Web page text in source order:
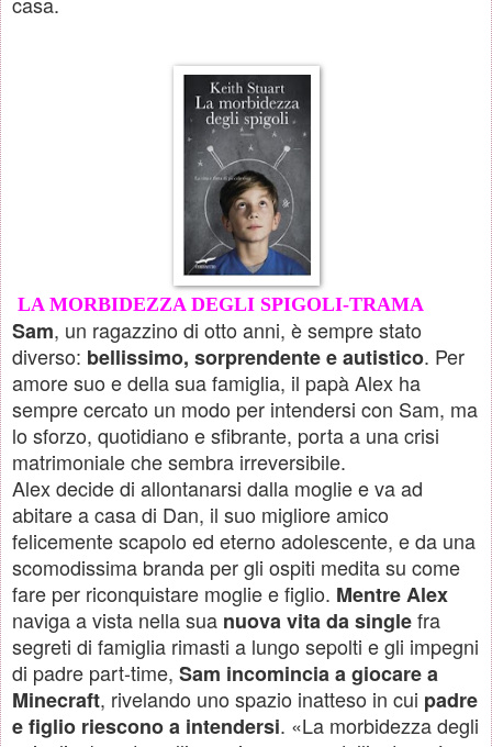
LA MORBIDEZZA DEGLI SPIGOLI-TRAMA
Sam, un ragazzino di otto anni, è sempre stato
diverso: bellissimo, sorprendente e autistico. Per
amore suo e della sua famiglia, il papà Alex ha
sempre cercato un modo per intendersi con Sam, ma
lo sforzo, quotidiano e sfibrante, porta a una crisi
matrimoniale che sembra irreversibile.
Alex decide di allontanarsi dalla moglie e va ad
abitare a casa di Dan, il suo migliore amico
felicemente scapolo ed eterno adolescente, e da una
scomodissima branda per gli ospiti medita su come
fare per riconquistare moglie e figlio. Mentre Alex
naviga a vista nella sua nuova vita da singlefra
segreti di famiglia rimasti a lungo sepolti e gli impegni
di padre part-time, Sam incomincia a giocare a
Minecraft, rivelando uno spazio inatteso in cui padre
e figlio riescono a intendersi. «La morbidezza degli